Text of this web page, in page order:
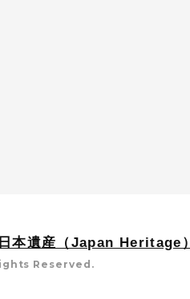
日本遺産（Japan Heritage）
Reserved.